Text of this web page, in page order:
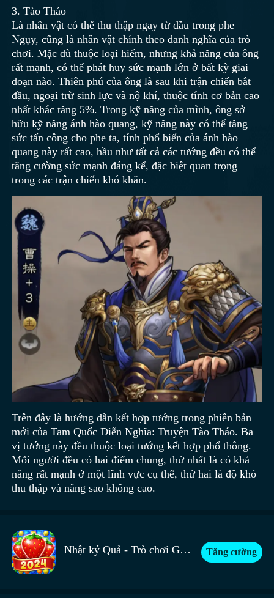
3. Tào Tháo
Là nhân vật có thể thu thập ngay từ đầu trong phe
Ngụy, cũng là nhân vật chính theo danh nghĩa của trò
chơi. Mặc dù thuộc loại hiếm, nhưng khả năng của ông
rất mạnh, có thể phát huy sức mạnh lớn ở bất kỳ giai
đoạn nào. Thiên phú của ông là sau khi trận chiến bắt
đầu, ngoại trừ sinh lực và nộ khí, thuộc tính cơ bản cao
nhất khác tăng 5%. Trong kỹ năng của mình, ông sở
hữu kỹ năng ánh hào quang, kỹ năng này có thể tăng
sức tấn công cho phe ta, tính phổ biến của ánh hào
quang này rất cao, hầu như tất cả các tướng đều có thể
tăng cường sức mạnh đáng kể, đặc biệt quan trọng
trong các trận chiến khó khăn.
Trên đây là hướng dẫn kết hợp tướng trong phiên bản
mới của Tam Quốc Diễn Nghĩa: Truyện Tào Tháo. Ba
vị tướng này đều thuộc loại tướng kết hợp phổ thông.
Mỗi người đều có hai điểm chung, thứ nhất là có khả
năng rất mạnh ở một lĩnh vực cụ thể, thứ hai là độ khó
thu thập và nâng sao không cao.
Nhật ký Quả - Trò chơi Ghép 3 Tăng cường